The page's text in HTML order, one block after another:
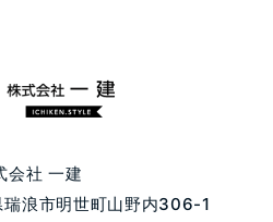
会社 一建
浪市明世町山野内306-1